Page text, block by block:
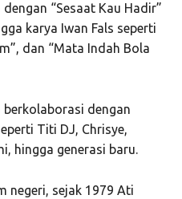
“Sesaat Kau Hadir”
karya Iwan Fals seperti
dan “Mata Indah Bola
berkolaborasi dengan
Titi DJ, Chrisye,
hingga generasi baru.
negeri, sejak 1979 Ati